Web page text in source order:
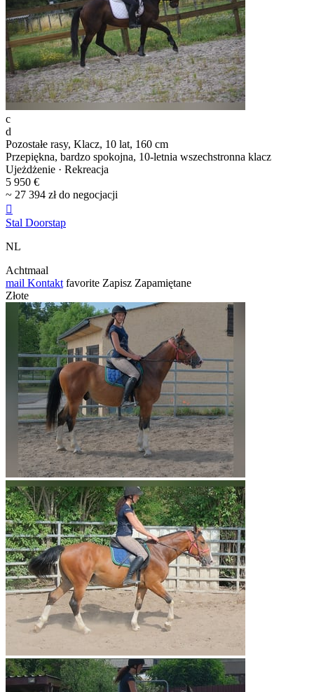
c
d
Pozostałe rasy, Klacz, 10 lat, 160 cm
Przepiękna, bardzo spokojna, 10-letnia wszechstronna klacz
Ujeżdżenie · Rekreacja
5 950 €
~ 27 394 zł do negocjacji

Stal Doorstap
NL
Achtmaal
mail Kontakt favorite Zapisz Zapamiętane
Złote